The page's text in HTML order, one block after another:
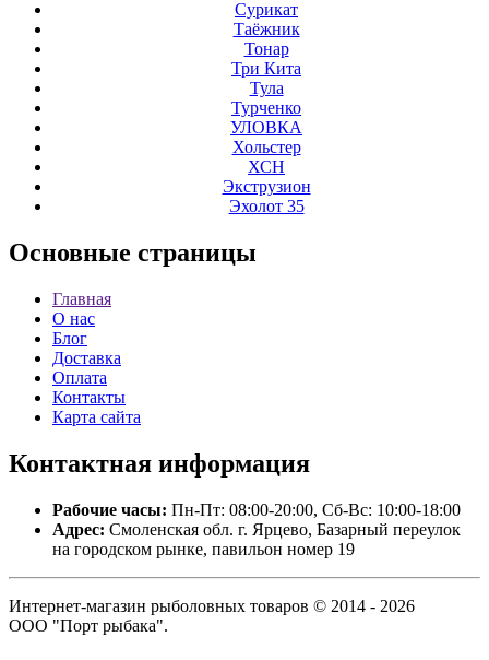
Сурикат
Таёжник
Тонар
Три Кита
Тула
Турченко
УЛОВКА
Хольстер
ХСН
Экструзион
Эхолот 35
Основные страницы
Главная
О нас
Блог
Доставка
Оплата
Контакты
Карта сайта
Контактная информация
Рабочие часы: Пн-Пт: 08:00-20:00, Сб-Вс: 10:00-18:00
Адрес: Смоленская обл. г. Ярцево, Базарный переулок
на городском рынке, павильон номер 19
Интернет-магазин рыболовных товаров © 2014 - 2026
ООО "Порт рыбака".